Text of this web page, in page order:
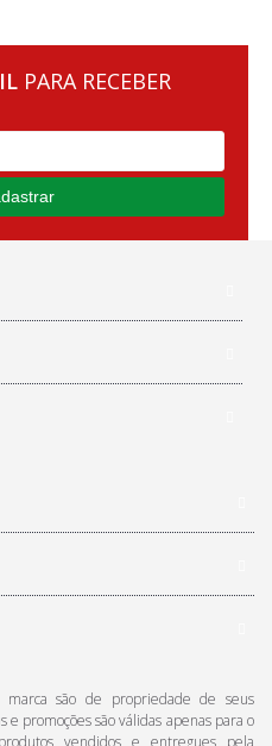
PARA RECEBER
marca são de propriedade de seus
e promoções são válidas apenas para o